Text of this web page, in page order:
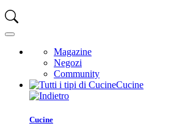
Magazine
Negozi
Community
Cucine
Cucine